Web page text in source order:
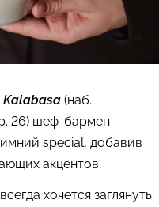
Kalabasa (наб.
26) шеф-бармен
special, добавив
акцентов.
хочется заглянуть